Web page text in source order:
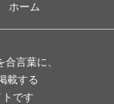
ホーム
言葉に、
載する
です